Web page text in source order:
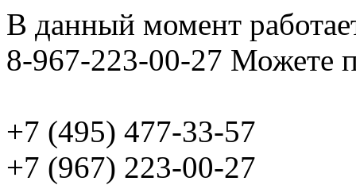
В данный момент
8-967-223-00-27 Можете
+7 (495) 477-33-57
+7 (967) 223-00-27